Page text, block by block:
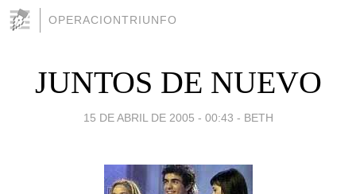
OPERACIONTRIUNFO
JUNTOS DE NUEVO
15 DE ABRIL DE 2005 - 00:43 - BETH